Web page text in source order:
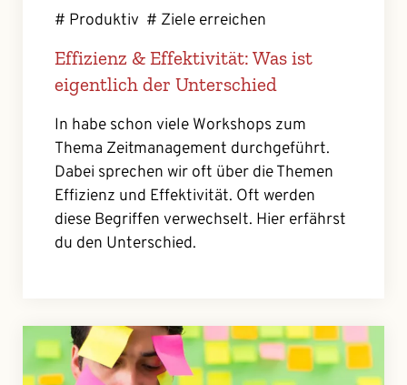
# Produktiv # Ziele erreichen
Effizienz & Effektivität: Was ist
eigentlich der Unterschied
In habe schon viele Workshops zum
Thema Zeitmanagement durchgeführt.
Dabei sprechen wir oft über die Themen
Effizienz und Effektivität. Oft werden
diese Begriffen verwechselt. Hier erfährst
du den Unterschied.